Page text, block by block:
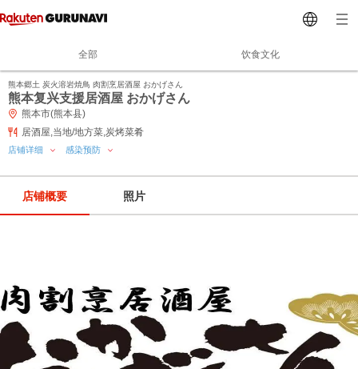
全部 饮食文化
熊本郷土 炭火溶岩焼鳥 肉割烹居酒屋 おかげさん
熊本复兴支援居酒屋 おかげさん
熊本市(熊本县)
居酒屋,当地/地方菜,炭烤菜肴
店铺详细 感染预防
店铺概要 照片